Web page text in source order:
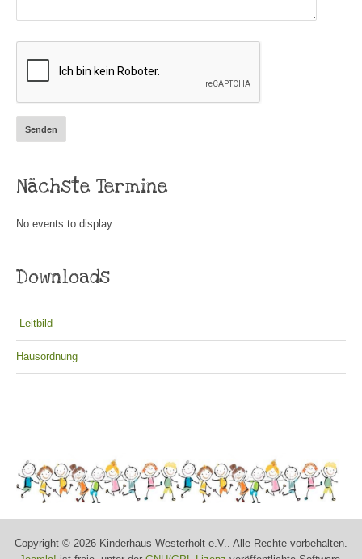
Nächste Termine
No events to display
Downloads
Leitbild
Hausordnung
Copyright © 2026 Kinderhaus Westerholt e.V.. Alle Rechte vorbehalten.